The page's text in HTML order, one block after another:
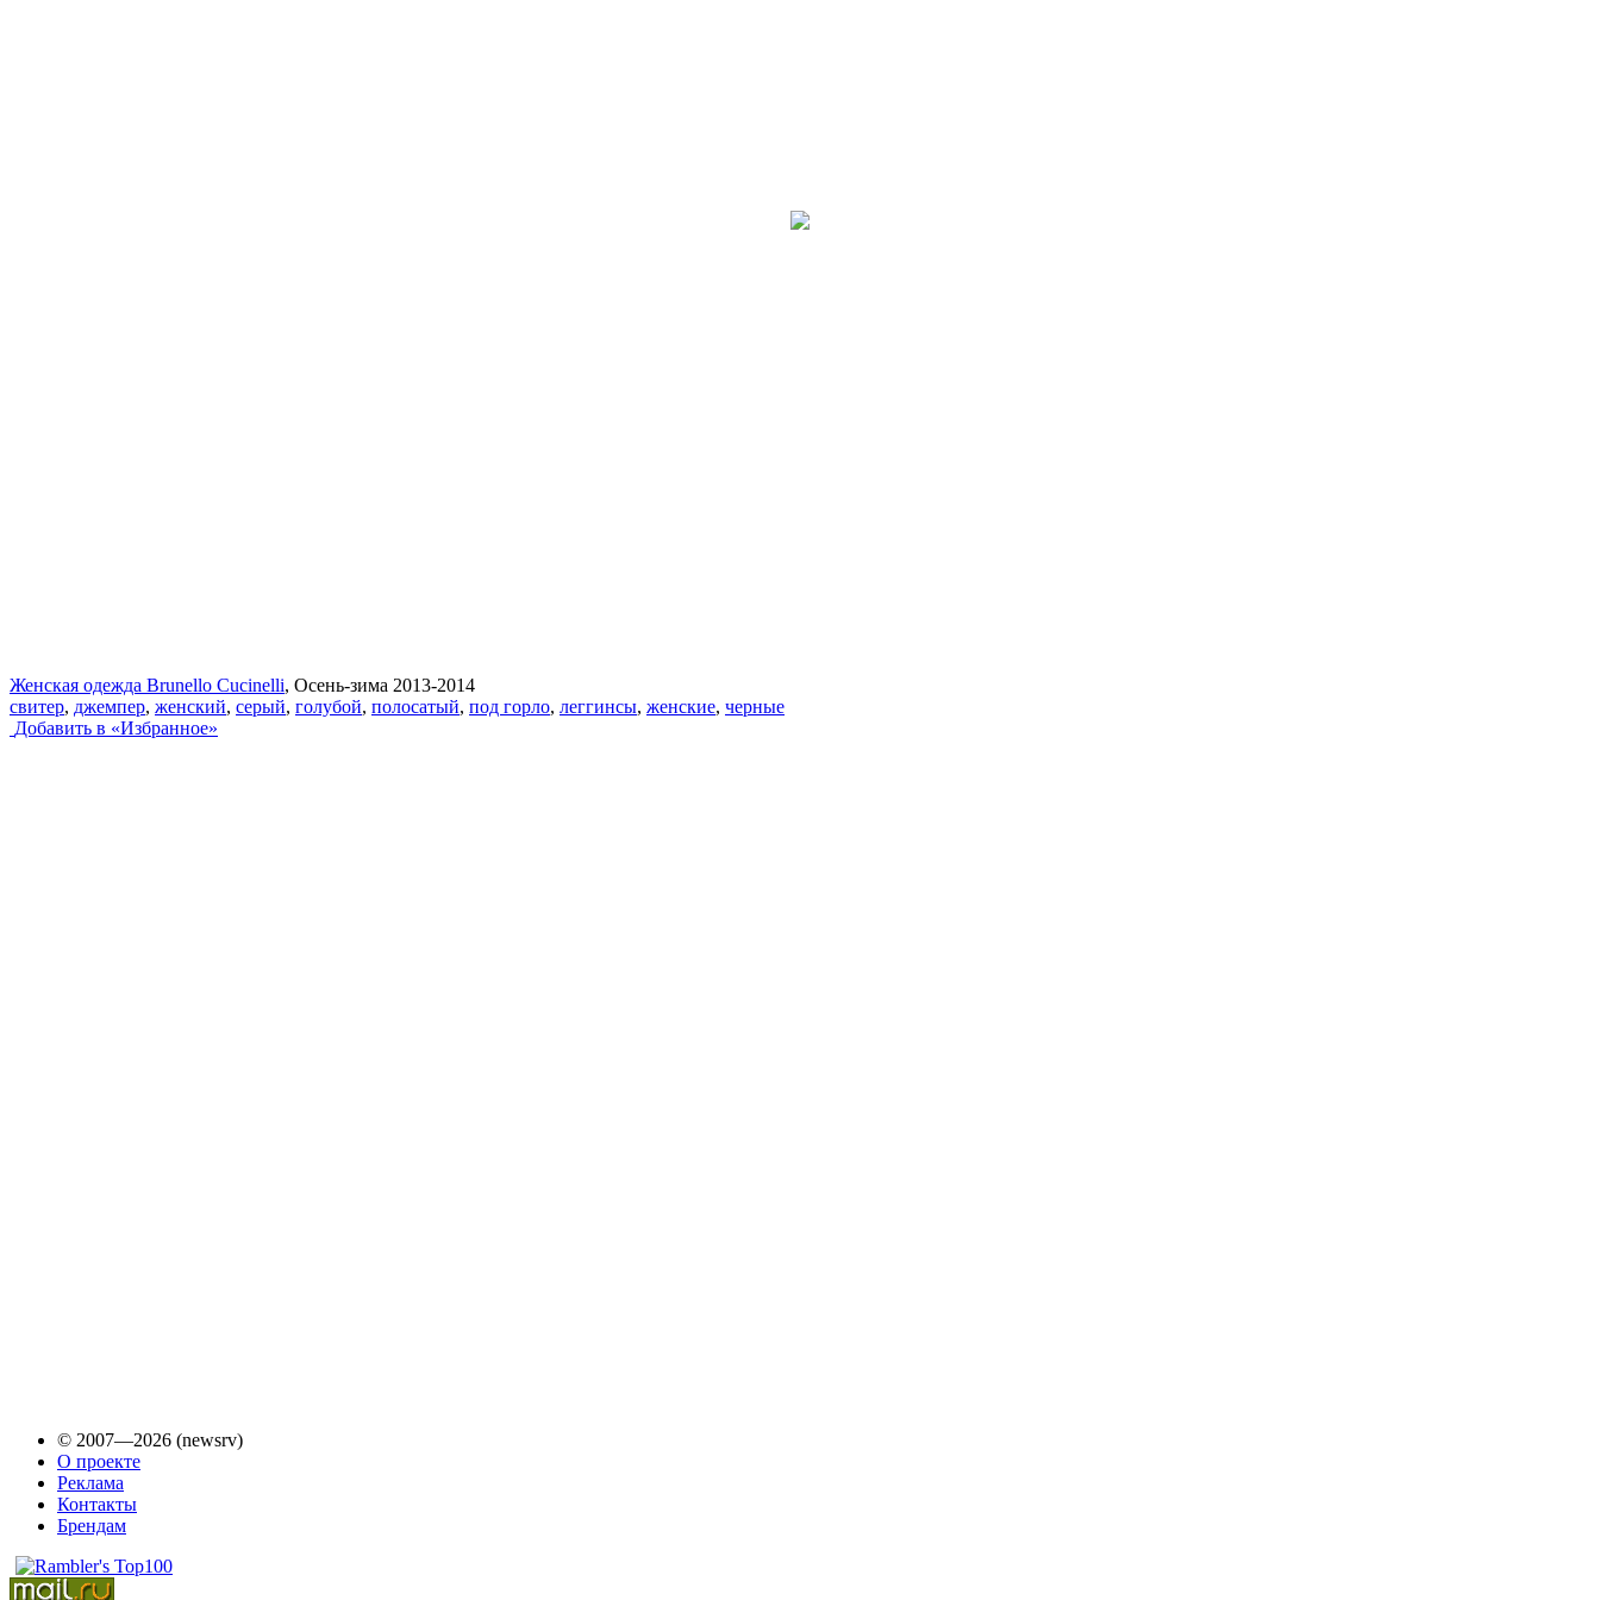
Женская одежда Brunello Cucinelli, Осень-зима 2013-2014
свитер, джемпер, женский, серый, голубой, полосатый, под горло, леггинсы, женские, черные
Добавить в «Избранное»
© 2007—2026 (newsrv)
О проекте
Реклама
Контакты
Брендам